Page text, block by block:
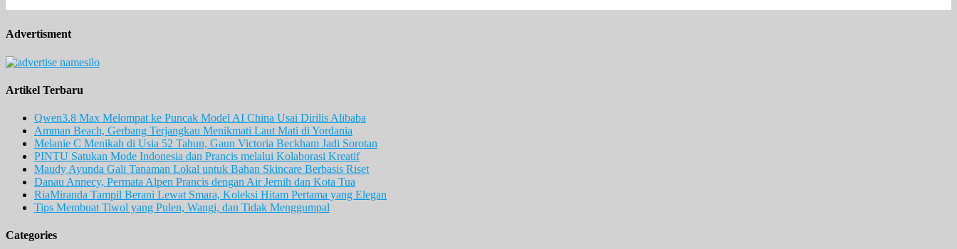
Advertisment
Artikel Terbaru
Qwen3.8 Max Melompat ke Puncak Model AI China Usai Dirilis Alibaba
Amman Beach, Gerbang Terjangkau Menikmati Laut Mati di Yordania
Melanie C Menikah di Usia 52 Tahun, Gaun Victoria Beckham Jadi Sorotan
PINTU Satukan Mode Indonesia dan Prancis melalui Kolaborasi Kreatif
Maudy Ayunda Gali Tanaman Lokal untuk Bahan Skincare Berbasis Riset
Danau Annecy, Permata Alpen Prancis dengan Air Jernih dan Kota Tua
RiaMiranda Tampil Berani Lewat Smara, Koleksi Hitam Pertama yang Elegan
Tips Membuat Tiwol yang Pulen, Wangi, dan Tidak Menggumpal
Categories